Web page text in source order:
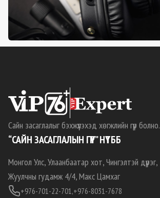
Сайн засаглалыг бэхжүүлэхэд хөгжлийн гүүр болно.
“САЙН ЗАСАГЛАЛЫН ГҮҮР” НҮТББ
Монгол Улс, Улаанбаатар хот, Чингэлтэй дүүрэг,
Жуулчны гудамж 4/4, Макс Цамхаг
+976-701-22-701,+976-8031-7678